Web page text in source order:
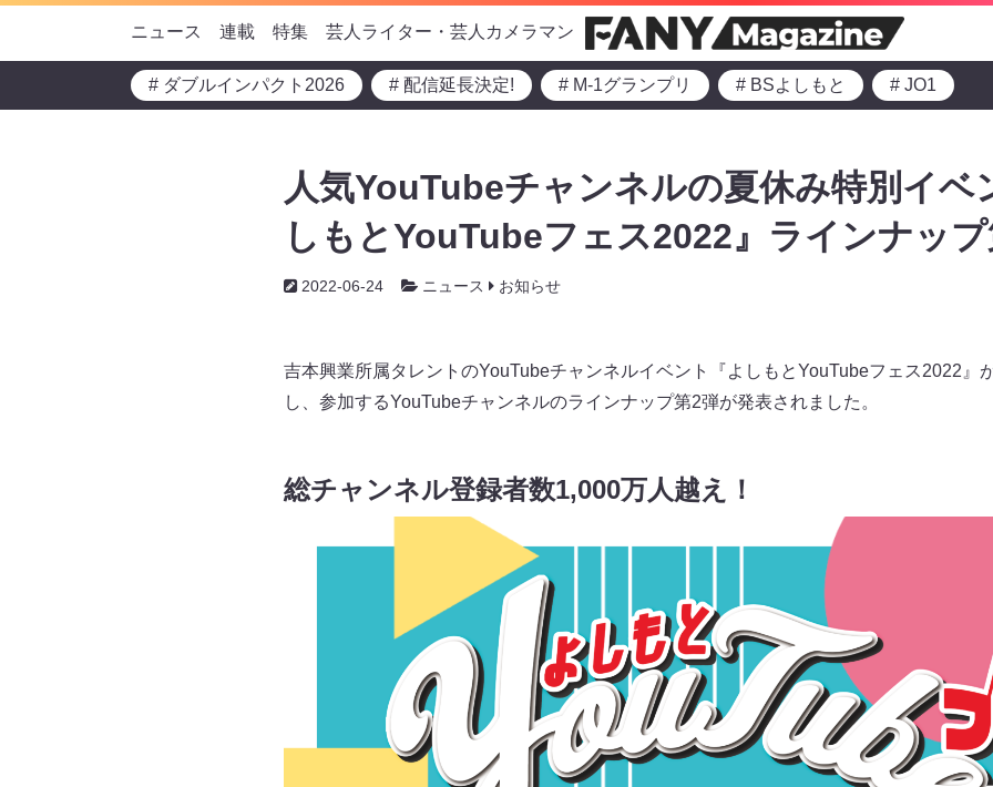
ニュース 連載 特集 芸人ライター・芸人カメラマン
# ダブルインパクト2026 # 配信延長決定! # M-1グランプリ # BSよしもと # JO1
人気YouTubeチャンネルの夏休み特別イベ
しもとYouTubeフェス2022』ラインナッ
2022-06-24 ニュース お知らせ
吉本興業所属タレントのYouTubeチャンネルイベント『よしもとYouTubeフェス2022』
し、参加するYouTubeチャンネルのラインナップ第2弾が発表されました。
総チャンネル登録者数1,000万人越え！